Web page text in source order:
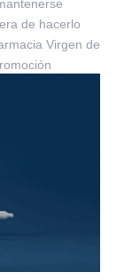
de hacerlo
Virgen de